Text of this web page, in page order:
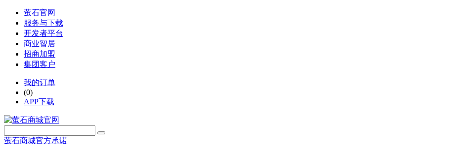
萤石官网
服务与下载
开发者平台
商业智居
招商加盟
集团客户
我的订单
(0)
APP下载
萤石商城官方承诺